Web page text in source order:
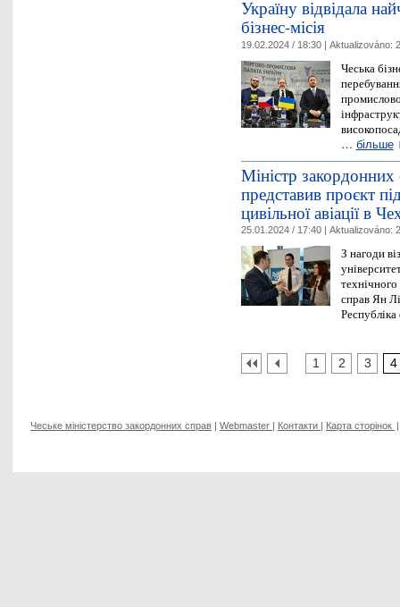
Україну відвідала
бізнес-місія
19.02.2024 / 18:30 | Aktualizováno:
Чеська
… більше
Міністр
представив проєкт
цивільної авіації в
25.01.2024 / 17:40 | Aktualizováno:
З нагоди
справ Ян
1 2 3 4
Чеське міністерство закордонних справ | Webmaster | Контакти | Карта сторінок |